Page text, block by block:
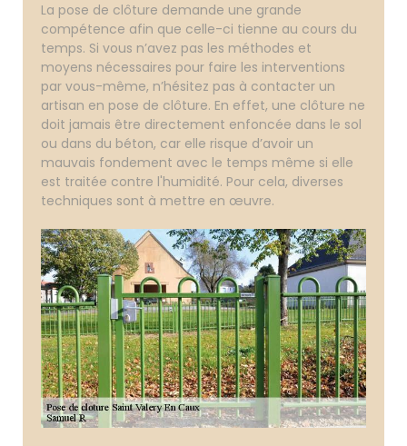
La pose de clôture demande une grande
compétence afin que celle-ci tienne au cours du
temps. Si vous n’avez pas les méthodes et
moyens nécessaires pour faire les interventions
par vous-même, n’hésitez pas à contacter un
artisan en pose de clôture. En effet, une clôture ne
doit jamais être directement enfoncée dans le sol
ou dans du béton, car elle risque d’avoir un
mauvais fondement avec le temps même si elle
est traitée contre l'humidité. Pour cela, diverses
techniques sont à mettre en œuvre.